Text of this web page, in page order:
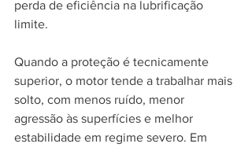
perda de eficiência na lubrificação
limite.
Quando a proteção é tecnicamente
superior, o motor tende a trabalhar mais
solto, com menos ruído, menor
agressão às superfícies e melhor
estabilidade em regime severo. Em